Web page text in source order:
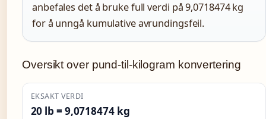
anbefales det å bruke full verdi på 9,0718474 kg
for å unngå kumulative avrundingsfeil.
Oversikt over pund-til-kilogram konvertering
EKSAKT VERDI
20 lb = 9,0718474 kg